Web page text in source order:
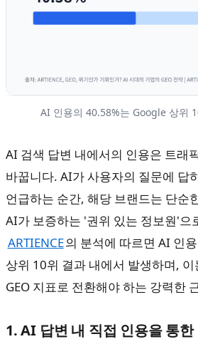
AI 인용의 40.58%는 Google 상위
AI 검색 답변 내에서의 인용은 트래
바꿉니다. AI가 사용자의 질문에 답
언급하는 순간, 해당 브랜드는 단순
AI가 보증하는 '권위 있는 정보원'으
ARTIENCE의 분석에 따르면 AI 인
상위 10위 결과 내에서 발생하며, 이
GEO 지표로 전환해야 하는 강력한
1. AI 답변 내 직접 인용을 통